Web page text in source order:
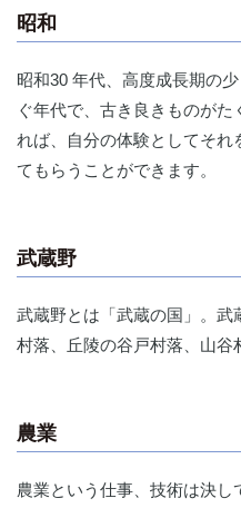
昭和
昭和30 年代、高度成長期の
ぐ年代で、古き良きものが
れば、自分の体験としてそれ
てもらうことができます。
武蔵野
武蔵野とは「武蔵の国」。
村落、丘陵の谷戸村落、山谷
農業
農業という仕事、技術は決